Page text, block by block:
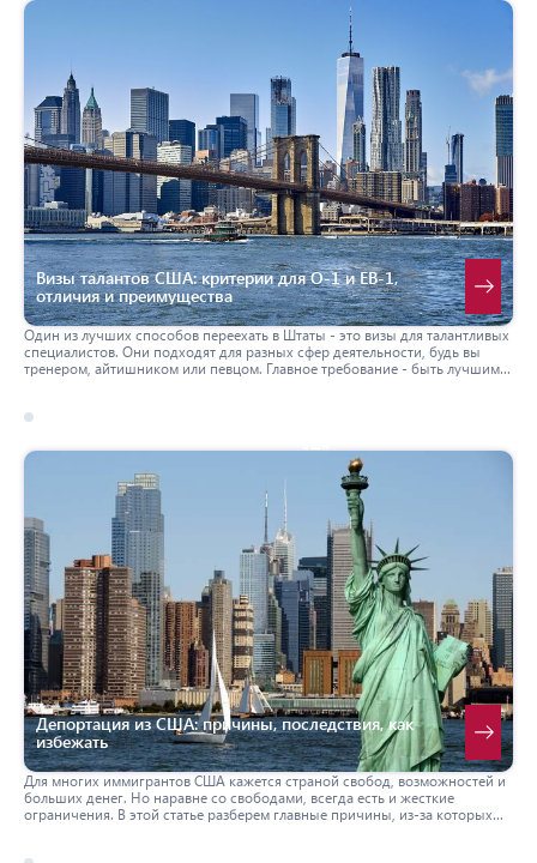
Изменение информации в анкете на визу в США
Неготовность к каверзным вопросам на собеседовании
Умышленное вранье при подаче на визу в США
Расплывчатые ответы на собеседовании
Родственники в США
Визы талантов США: критерии для О-1 и ЕВ-1,
отличия и преимущества
Один из лучших способов переехать в Штаты - это визы для талантливых
специалистов. Они подходят для разных сфер деятельности, будь вы
тренером, айтишником или певцом. Главное требование - быть лучшим
чем отличаются О-1 и ЕВ-1, их критерии и кому они подойдут.
Депортация из США: причины, последствия, как
избежать
Для многих иммигрантов США кажется страной свобод, возможностей и
больших денег. Но наравне со свободами, всегда есть и жесткие
ограничения. В этой статье разберем главные причины, из-за которых